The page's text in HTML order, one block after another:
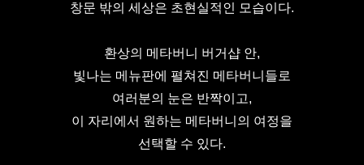
창문 밖의 세상은 초현실적인 모습이다.
환상의 메타버니 버거샵 안,
빛나는 메뉴판에 펼쳐진 메타버니들로
여러분의 눈은 반짝이고,
이 자리에서 원하는 메타버니의 여정을
선택할 수 있다.